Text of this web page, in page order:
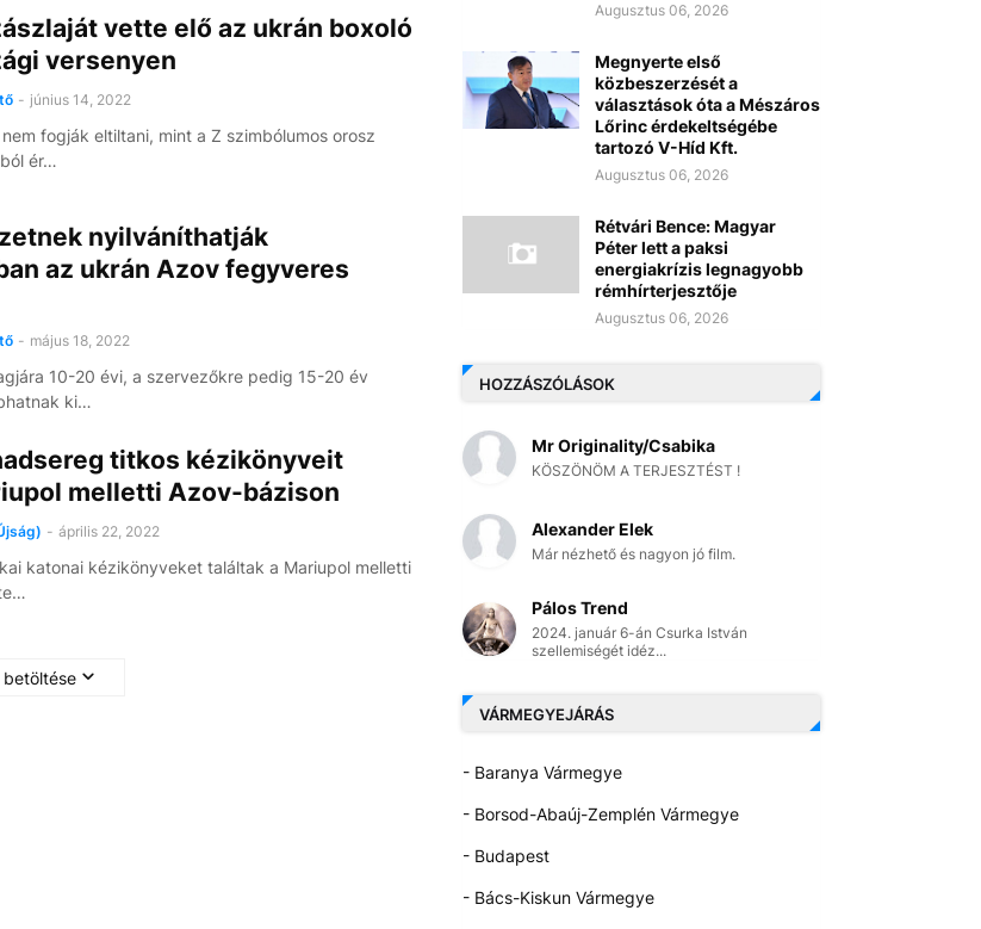
vette elő az ukrán boxoló
versenyen
- június 14, 2022
fogják eltiltani, mint a Z szimbólumos orosz
ér…
nyilváníthatják
az ukrán Azov fegyveres
- május 18, 2022
10-20 évi, a szervezőkre pedig 15-20 év
ki…
titkos kézikönyveit
melletti Azov-bázison
- április 22, 2022
katonai kézikönyveket találtak a Mariupol melletti
Augusztus 06, 2026
Megnyerte első
közbeszerzését a
választások óta a Mészáros
Lőrinc érdekeltségébe
tartozó V-Híd Kft.
Augusztus 06, 2026
Rétvári Bence: Magyar
Péter lett a paksi
energiakrízis legnagyobb
rémhírterjesztője
Augusztus 06, 2026
HOZZÁSZÓLÁSOK
Mr Originality/Csabika
KÖSZÖNÖM A TERJESZTÉST !
Alexander Elek
Már nézhető és nagyon jó film.
Pálos Trend
2024. január 6-án Csurka István
szellemiségét idéz...
VÁRMEGYEJÁRÁS
- Baranya Vármegye
- Borsod-Abaúj-Zemplén Vármegye
- Budapest
- Bács-Kiskun Vármegye